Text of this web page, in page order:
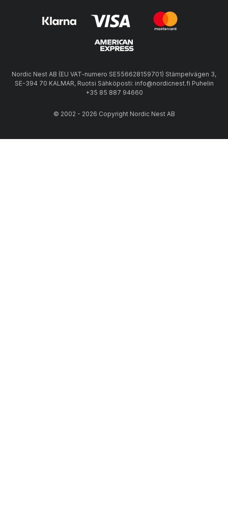
Nordic Nest AB (EU VAT-numero SE556628159701) Stämpelvägen 3,
SE-394 70 KALMAR, Ruotsi Sähköposti: info@nordicnest.fi Puhelin
+35 85 887 94660
© 2002 - 2026 Copyright Nordic Nest AB